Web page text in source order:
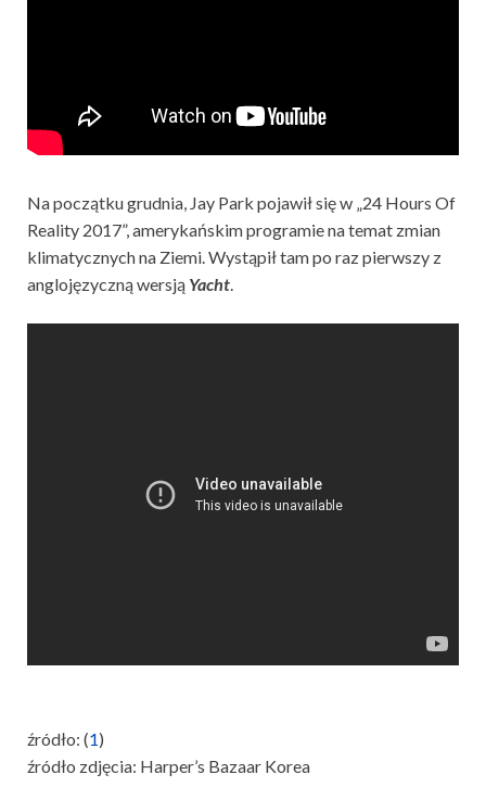
Na początku grudnia, Jay Park pojawił się w „24 Hours Of
Reality 2017”, amerykańskim programie na temat zmian
klimatycznych na Ziemi. Wystąpił tam po raz pierwszy z
anglojęzyczną wersją Yacht.
źródło: (1)
źródło zdjęcia: Harper’s Bazaar Korea